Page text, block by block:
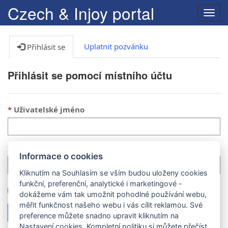
Czech & Injoy portal
Přihlásit se Uplatnit pozvánku
Přihlásit se pomocí místního účtu
Uživatelské jméno
Zapamatovat si mě?
Přihlásit se Zapomněli jste heslo?
Informace o cookies
Kliknutím na Souhlasím se vším budou uloženy cookies
funkční, preferenční, analytické i marketingové -
dokážeme vám tak umožnit pohodlné používání webu,
měřit funkčnost našeho webu i vás cílit reklamou. Své
preference můžete snadno upravit kliknutím na
Nastavení cookies. Kompletní politiku si můžete přečíst